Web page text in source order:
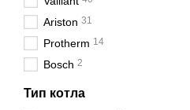
Ariston 31
Protherm 14
Bosch 2
Тип котла